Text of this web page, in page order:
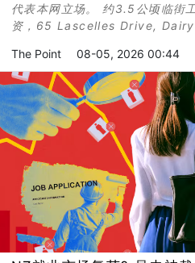
代表本网立场。 约3.5公顷临街
资，65 Lascelles Drive,
The Point 08-05, 2026 00:44